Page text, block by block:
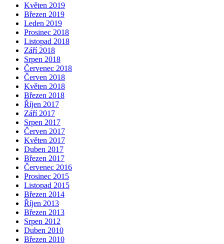
Květen 2019
Březen 2019
Leden 2019
Prosinec 2018
Listopad 2018
Září 2018
Srpen 2018
Červenec 2018
Červen 2018
Květen 2018
Březen 2018
Říjen 2017
Září 2017
Srpen 2017
Červen 2017
Květen 2017
Duben 2017
Březen 2017
Červenec 2016
Prosinec 2015
Listopad 2015
Březen 2014
Říjen 2013
Březen 2013
Srpen 2012
Duben 2010
Březen 2010